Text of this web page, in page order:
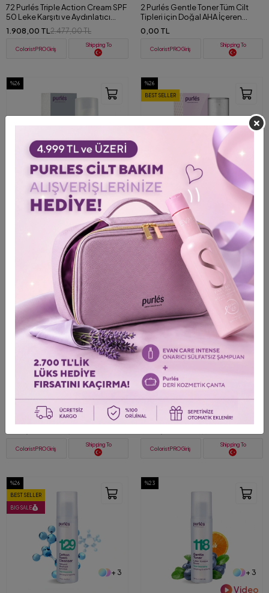
72 Purlés Triple Action Cream SPF
50 Leke Karşıtı ve Aydınlatıcı
Güneş Koruyucu Krem 50 ml
1.908,00 TL 2.477,00 TL
ColoristPRO Giriş
Shipping To
2 Purlés Gentle Toner Tüm Cilt
Tipleri için Doğal AHA İçeren
Aydınlatıcı Tonik 500 ml
0,00 TL
ColoristPRO Giriş
Shipping To
%26
+ 2
138 Purlés Age Reverse Eye Anti-
Aging Lifting Etkili Göz Kremi 50
2.559,00 TL
Shipping To
%26
BEST SELLER
+ 3
Video
122 Purlés Brightening SPF 50
Leke Karşıtı ve Aydınlatıcı Güneş
Koruyucu Krem 30 ml
1.575,00 TL 2.125,00 TL
ColoristPRO Giriş
Shipping To
124 Purlés Aloe Vera Calming Gel
Anında Yatıştırıcı Saf Aloe Vera Jel
50 ml
ColoristPRO Giriş
Shipping To
146 Purlés Micellar Water Tüm
Ciltler için Misel Makyaj
Temizleme Suyu 200 ml
ColoristPRO Giriş
Shipping To
%26
BEST SELLER
BIG SALE
+ 3
%23
+ 3
Video